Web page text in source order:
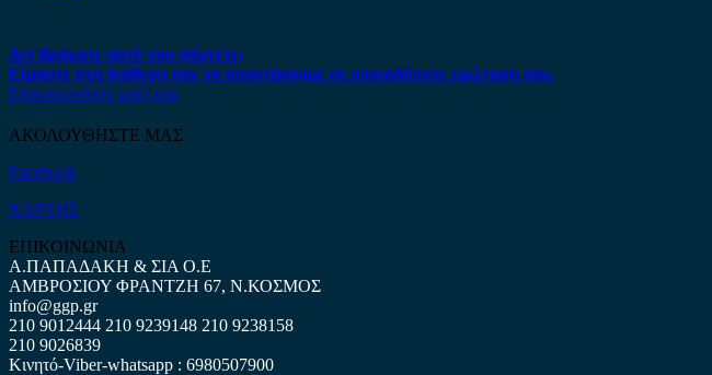
Δεν βρήκατε αυτό που ψάχνετε;
Είμαστε στη διάθεση σας να απαντήσουμε σε οποιαδήποτε ερώτηση σας.
Επικοινωνήστε μαζί μας
ΑΚΟΛΟΥΘΗΣΤΕ ΜΑΣ
Facebook
ΧΑΡΤΗΣ
ΕΠΙΚΟΙΝΩΝΙΑ
Α.ΠΑΠΑΔΑΚΗ & ΣΙΑ Ο.Ε
ΑΜΒΡΟΣΙΟΥ ΦΡΑΝΤΖΗ 67, Ν.ΚΟΣΜΟΣ
info@ggp.gr
210 9012444 210 9239148 210 9238158
210 9026839
Κινητό-Viber-whatsapp : 6980507900